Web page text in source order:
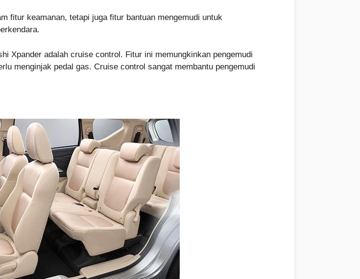
fitur keamanan, tetapi juga fitur bantuan mengemudi untuk
Xpander adalah cruise control. Fitur ini memungkinkan pengemudi
menginjak pedal gas. Cruise control sangat membantu pengemudi